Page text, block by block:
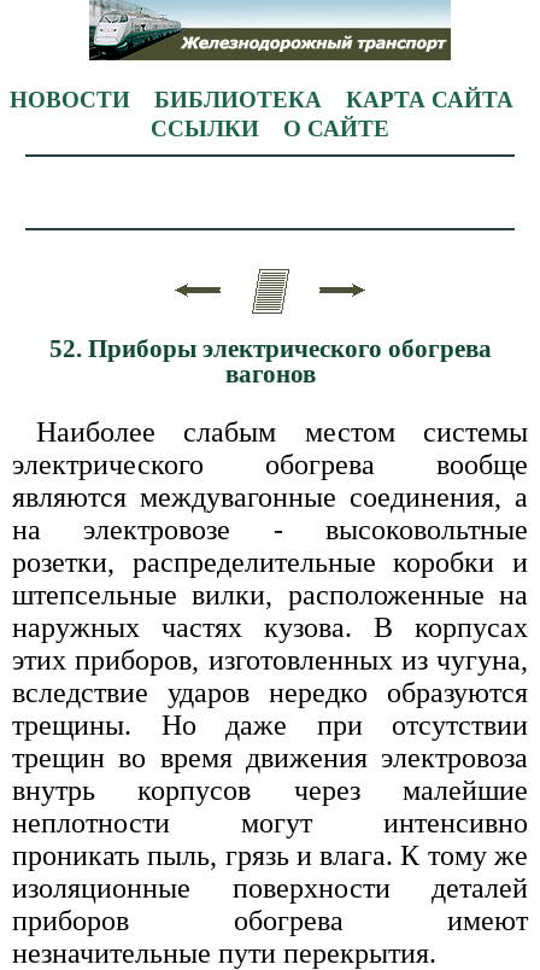
НОВОСТИ БИБЛИОТЕКА
КАРТА САЙТА
ССЫЛКИ
О САЙТЕ
52. Приборы электрического обогрева
вагонов
Наиболее слабым местом системы
электрического обогрева вообще
являются междувагонные соединения, а
на электровозе - высоковольтные
розетки, распределительные коробки и
штепсельные вилки, расположенные на
наружных частях кузова. В корпусах
этих приборов, изготовленных из чугуна,
вследствие ударов нередко образуются
трещины. Но даже при отсутствии
трещин во время движения электровоза
внутрь корпусов через малейшие
неплотности могут интенсивно
проникать пыль, грязь и влага. К тому же
изоляционные поверхности деталей
приборов обогрева имеют
незначительные пути перекрытия.